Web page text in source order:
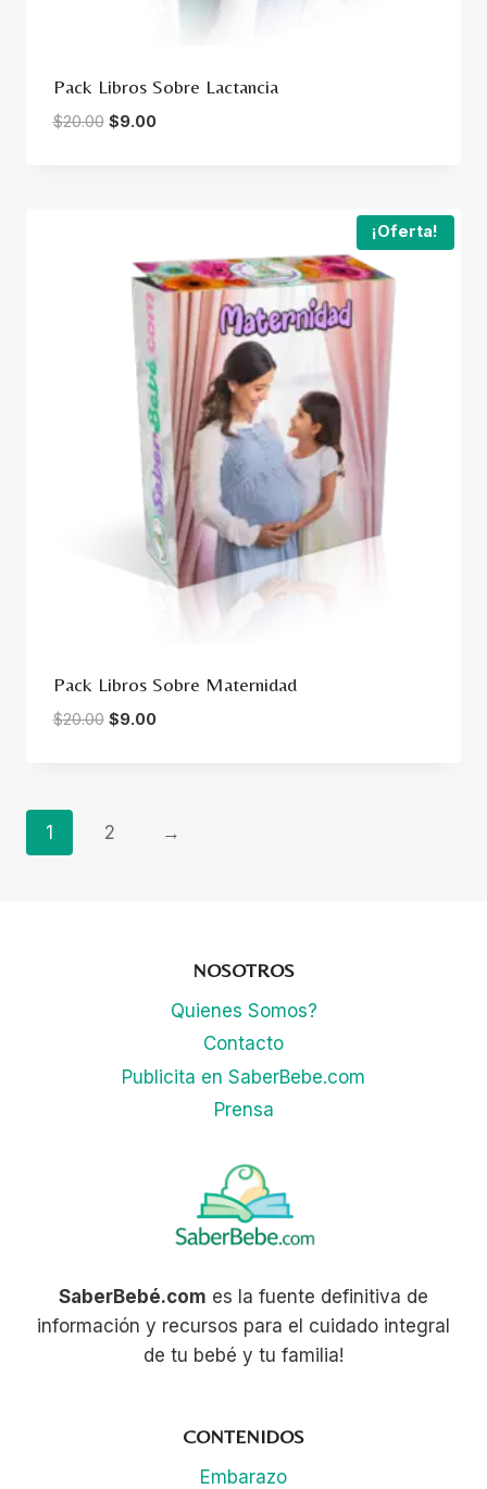
Pack Libros Sobre Lactancia
$20.00 Original
$9.00Current
¡Oferta!
Pack Libros Sobre Maternidad
$20.00 Original
$9.00Current
1 2 →
NOSOTROS
Quienes Somos?
Contacto
Publicita en SaberBebe.com
Prensa
SaberBebé.com es la fuente definitiva de
información y recursos para el cuidado integral
de tu bebé y tu familia!
CONTENIDOS
Embarazo